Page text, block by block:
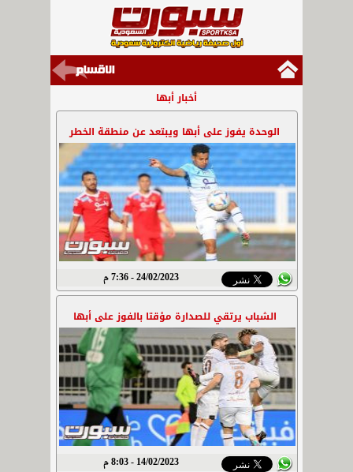
أخبار أبها
الوحدة يفوز على أبها ويبتعد عن منطقة الخطر
24/02/2023 - 7:36 م
الشباب يرتقي للصدارة مؤقتا بالفوز على أبها
14/02/2023 - 8:03 م